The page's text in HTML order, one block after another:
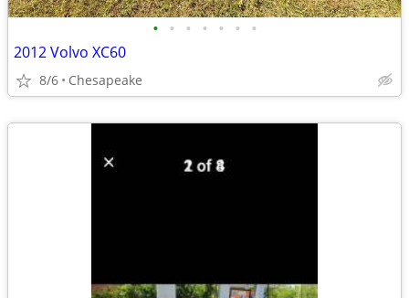
• • • • • • •
2012 Volvo XC60
8/6 Chesapeake